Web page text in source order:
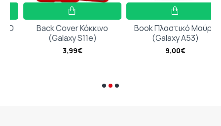
Back Cover Κόκκινο
(Galaxy S11e)
3,99€
Book Πλαστικό Μαύρο
(Galaxy A53)
9,00€